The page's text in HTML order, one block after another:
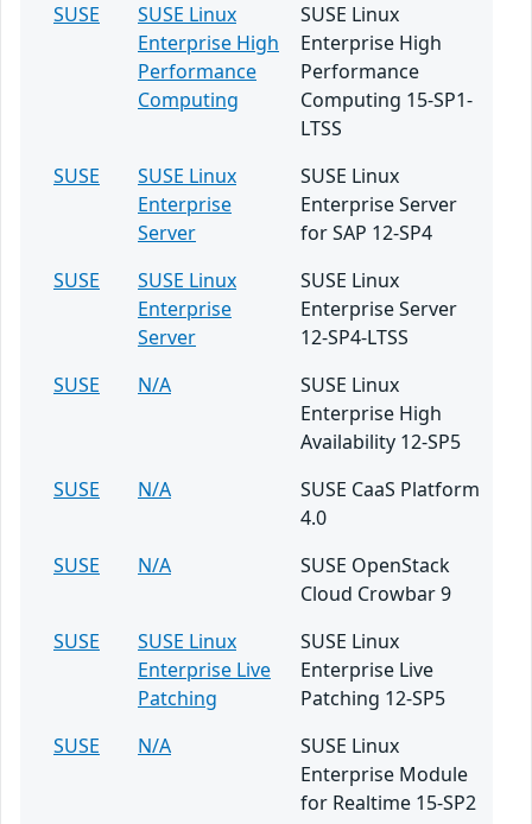
SUSE
SUSE Linux
Enterprise High
Performance
Computing
SUSE Linux
Enterprise High
Performance
Computing 15-SP1-
LTSS
SUSE
SUSE Linux
Enterprise
Server
SUSE Linux
Enterprise Server
for SAP 12-SP4
SUSE
SUSE Linux
Enterprise
Server
SUSE Linux
Enterprise Server
12-SP4-LTSS
SUSE
N/A
SUSE Linux
Enterprise High
Availability 12-SP5
SUSE
N/A
SUSE CaaS Platform
4.0
SUSE
N/A
SUSE OpenStack
Cloud Crowbar 9
SUSE
SUSE Linux
Enterprise Live
Patching
SUSE Linux
Enterprise Live
Patching 12-SP5
SUSE
N/A
SUSE Linux
Enterprise Module
for Realtime 15-SP2